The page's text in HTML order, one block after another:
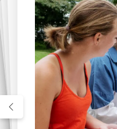
Platz 11:
Für viele ist
Unterschied
bringen nicht